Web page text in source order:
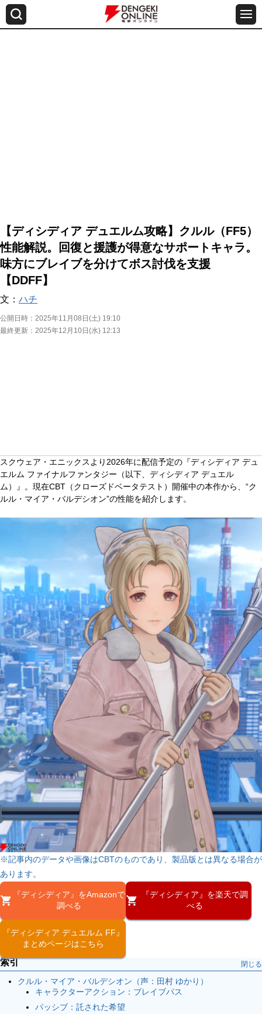
【ディシディア デュエルム攻略】クルル（FF5）
性能解説。回復と援護が得意なサポートキャラ。
味方にブレイブを分けてボス討伐を支援
【DDFF】
文： ハチ
公開日時： 2025年11月08日(土) 19:10
最終更新： 2025年12月10日(水) 12:13
スクウェア・エニックスより2026年に配信予定の『ディシディア デュ
エルム ファイナルファンタジー（以下、ディシディア デュエル
ム）』。現在CBT（クローズドベータテスト）開催中の本作から、“ク
ルル・マイア・バルデシオン”の性能を紹介します。
※記事内のデータや画像はCBTのものであり、製品版とは異なる場合が
あります。
『ディシディア』をAmazonで
調べる
『ディシディア』を楽天で調
べる
『ディシディア デュエルム FF』
まとめページはこちら
索引 閉じる
クルル・マイア・バルデシオン（声：田村 ゆかり）
キャラクターアクション：ブレイブパス
パッシブ：託された希望